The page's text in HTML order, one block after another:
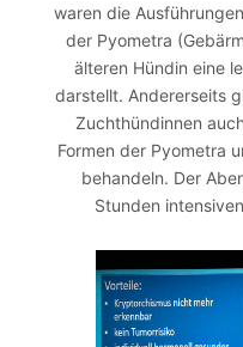
waren die
der Pyometra
älteren Hündin eine
darstellt. Andererseits
Zuchthündinnen
Formen der Pyometra
behandeln. Der
Stunden